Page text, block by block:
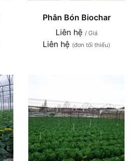
Phân Bón Biochar
Liên hệ / Giá
Liên hệ (đơn tối thiểu)